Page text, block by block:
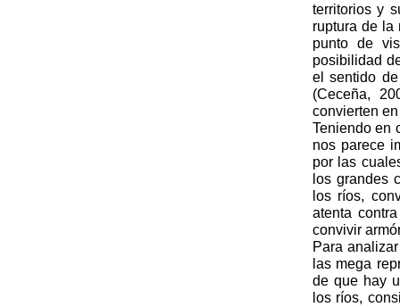
territorios y
ruptura de la
punto de
posibilidad
el sentido
(Ceceña,
convierten
Teniendo en
nos parece
por las
los grandes
los ríos,
atenta
convivir
Para
las mega
de que hay
los ríos,